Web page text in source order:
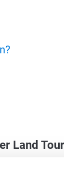
Land